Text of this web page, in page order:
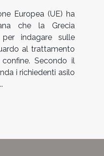
Europea (UE) ha
che la Grecia
indagare sulle
al trattamento
Secondo il
i richiedenti asilo